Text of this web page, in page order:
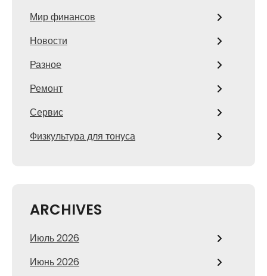
Мир финансов
Новости
Разное
Ремонт
Сервис
Физкультура для тонуса
ARCHIVES
Июль 2026
Июнь 2026